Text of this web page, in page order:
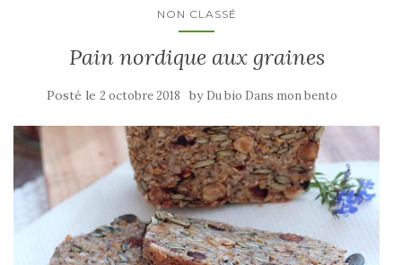
NON CLASSÉ
Pain nordique aux graines
Posté le 2 octobre 2018 by Du bio Dans mon bento